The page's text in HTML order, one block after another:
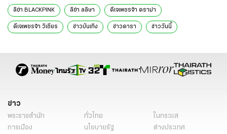
ลิซ่า BLACKPINK ลิซ่า ลลิษา ดีเจเพชรจ้า ดราม่า
ดีเจเพชรจ้า วิเชียร ข่าวบันเทิง ข่าวดารา ข่าววันนี้
ข่าว
พระราชสำนัก ทั่วไทย
ในกระแส
การเมือง
นโยบายรัฐ
ต่างประเทศ